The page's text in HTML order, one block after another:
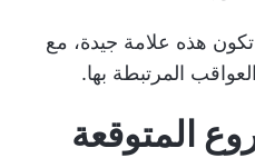
هذه علامة جيدة، مع
المرتبطة بها.
المتوقعة